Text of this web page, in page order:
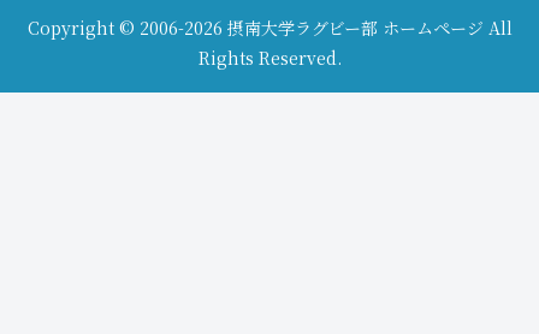
Copyright © 2006-2026 摂南大学ラグビー部 ホームページ All
Rights Reserved.